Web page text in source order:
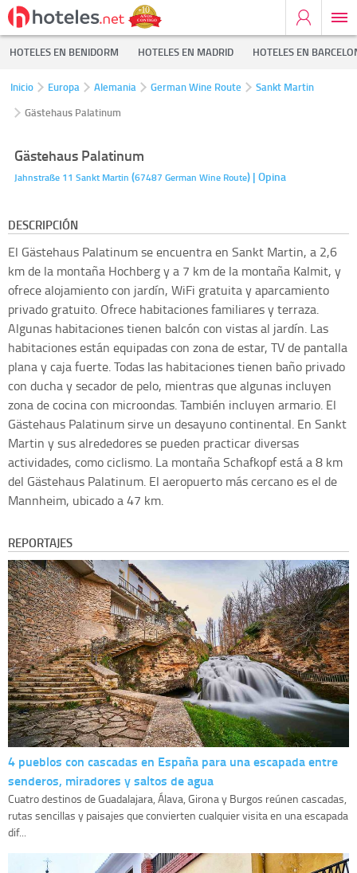
HOTELES EN BENIDORM HOTELES EN MADRID HOTELES EN
Inicio Europa Alemania German Wine Route
Sankt Martin
Gästehaus Palatinum
Gästehaus Palatinum
Jahnstraße 11 Sankt Martin (67487 German Wine Route) | Opina
DESCRIPCIÓN
El Gästehaus Palatinum se encuentra en Sankt Martin, a 2,6
km de la montaña Hochberg y a 7 km de la montaña Kalmit, y
ofrece alojamiento con jardín, WiFi gratuita y aparcamiento
privado gratuito. Ofrece habitaciones familiares y terraza.
Algunas habitaciones tienen balcón con vistas al jardín. Las
habitaciones están equipadas con zona de estar, TV de pantalla
plana y caja fuerte. Todas las habitaciones tienen baño privado
con ducha y secador de pelo, mientras que algunas incluyen
zona de cocina con microondas. También incluyen armario. El
Gästehaus Palatinum sirve un desayuno continental. En Sankt
Martin y sus alrededores se pueden practicar diversas
actividades, como ciclismo. La montaña Schafkopf está a 8 km
del Gästehaus Palatinum. El aeropuerto más cercano es el de
Mannheim, ubicado a 47 km.
REPORTAJES
4 pueblos con cascadas en España para una escapada entre
senderos, miradores y saltos de agua
Cuatro destinos de Guadalajara, Álava, Girona y Burgos reúnen cascadas,
rutas sencillas y paisajes que convierten cualquier visita en una escapada
dif...